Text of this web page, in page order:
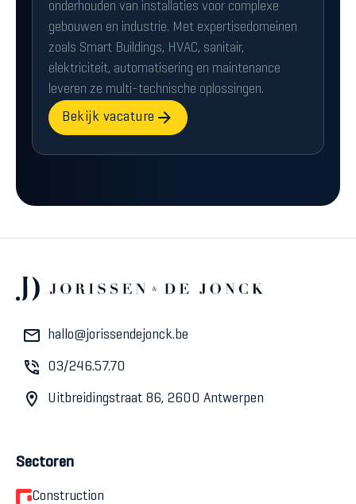
onderhouden van installaties voor complexe
gebouwen en industrie. Met expertisedomeinen
zoals Smart Buildings, HVAC, sanitair,
elektriciteit, automatisering en maintenance
leveren ze multi-technische oplossingen.
Bekijk vacature
hallo@jorissendejonck.be
03/246.57.70
Uitbreidingstraat 86, 2600 Antwerpen
Sectoren
Construction